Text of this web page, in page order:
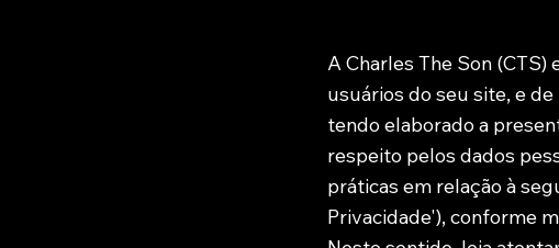
A Charles The Son
usuários do seu site, e
tendo elaborado a
respeito pelos dados
práticas em relação à
Privacidade'), conforme